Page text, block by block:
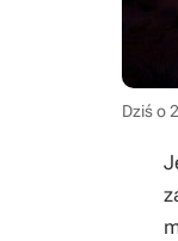
Dziś o